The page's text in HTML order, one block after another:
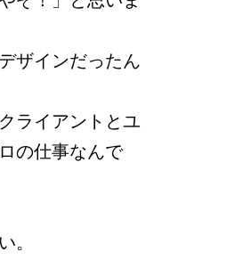
ザインだったん
ライアントとユ
の仕事なんで
。